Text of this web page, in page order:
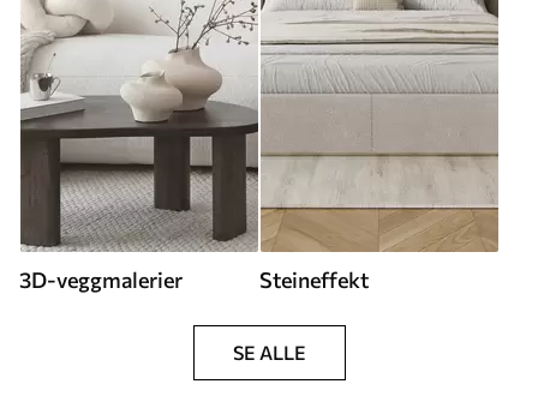
3D-veggmalerier Steineffekt
SE ALLE